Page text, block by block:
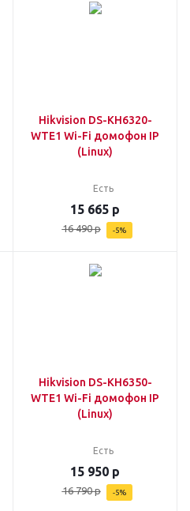
Hikvision DS-KH6320-
WTE1 Wi-Fi домофон IP
(Linux)
Есть
15 665 р
16 490р -5%
Hikvision DS-KH6350-
WTE1 Wi-Fi домофон IP
(Linux)
Есть
15 950 р
16 790р -5%